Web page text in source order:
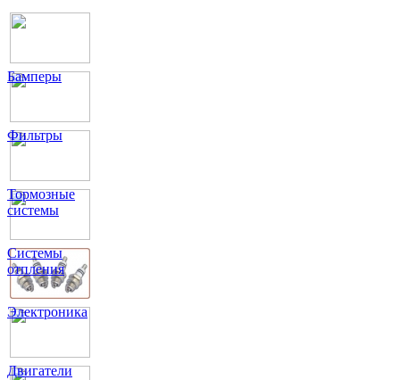
Бамперы
Фильтры
Тормозные
системы
Системы
отпления
Электроника
Двигатели